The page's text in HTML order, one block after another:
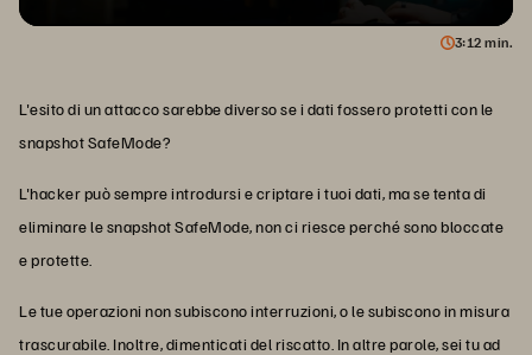
3 12 min.
L'esito di un attacco sarebbe diverso se i dati fossero protetti con le
snapshot SafeMode?
L'hacker può sempre introdursi e criptare i tuoi dati, ma se tenta di
eliminare le snapshot SafeMode, non ci riesce perché sono bloccate
e protette.
Le tue operazioni non subiscono interruzioni, o le subiscono in misura
trascurabile. Inoltre, dimenticati del riscatto. In altre parole, sei tu ad